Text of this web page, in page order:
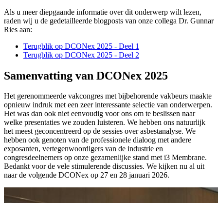
Als u meer diepgaande informatie over dit onderwerp wilt lezen,
raden wij u de gedetailleerde blogposts van onze collega Dr. Gunnar
Ries aan:
Terugblik op DCONex 2025 - Deel 1
Terugblik op DCONex 2025 - Deel 2
Samenvatting van DCONex 2025
Het gerenommeerde vakcongres met bijbehorende vakbeurs maakte
opnieuw indruk met een zeer interessante selectie van onderwerpen.
Het was dan ook niet eenvoudig voor ons om te beslissen naar
welke presentaties we zouden luisteren. We hebben ons natuurlijk
het meest geconcentreerd op de sessies over asbestanalyse. We
hebben ook genoten van de professionele dialoog met andere
exposanten, vertegenwoordigers van de industrie en
congresdeelnemers op onze gezamenlijke stand met i3 Membrane.
Bedankt voor de vele stimulerende discussies. We kijken nu al uit
naar de volgende DCONex op 27 en 28 januari 2026.